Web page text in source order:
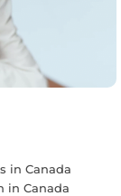
in Canada
in Canada